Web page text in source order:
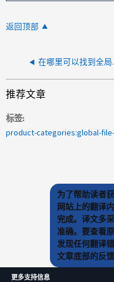
返回顶部
在哪里可
推荐文章
标签
product-categories:global-
为了帮助读者
网站上的翻译
完成。译文多
准确。要查看
发现任何翻译
文章底部的反
更多支持信息